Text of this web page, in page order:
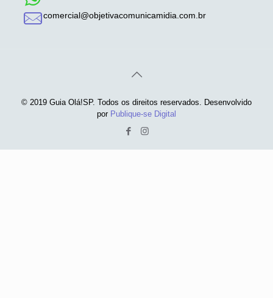
comercial@objetivacomunicamidia.com.br
© 2019 Guia Olá!SP. Todos os direitos reservados. Desenvolvido
por Publique-se Digital